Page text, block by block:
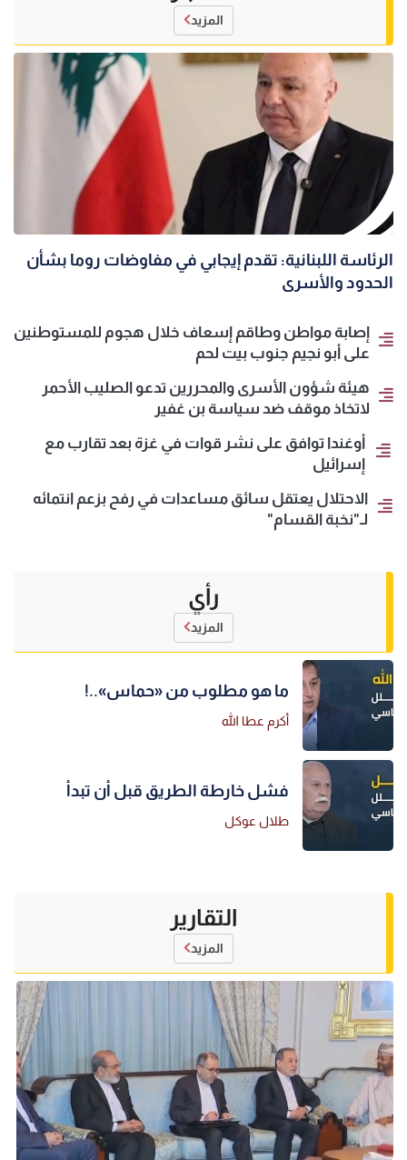
المزيد
الرئاسة اللبنانية: تقدم إيجابي في مفاوضات روما بشأن
الحدود والأسرى
إصابة مواطن وطاقم إسعاف خلال هجوم للمستوطنين
على أبو نجيم جنوب بيت لحم
هيئة شؤون الأسرى والمحررين تدعو الصليب الأحمر
لاتخاذ موقف ضد سياسة بن غفير
أوغندا توافق على نشر قوات في غزة بعد تقارب مع
إسرائيل
الاحتلال يعتقل سائق مساعدات في رفح بزعم انتمائه
لـ"نخبة القسام"
رأي
المزيد
ما هو مطلوب من «حماس»..!
أكرم عطا الله
فشل خارطة الطريق قبل أن تبدأ
طلال عوكل
التقارير
المزيد